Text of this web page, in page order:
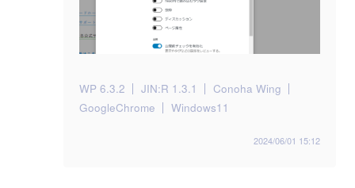
WP 6.3.2 JIN:R 1.3.1
Conoha Wing
GoogleChrome
Windows11
2024/06/01 15:12